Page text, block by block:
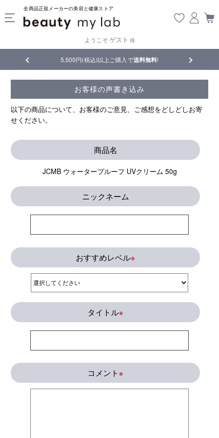
全商品正規メーカーの美容と健康ストア
ようこそ ゲスト 様
5,500円(税込)以上ご購入で送料無料! 【重要】
お客様の声書き込み
以下の商品について、お客様のご意見、ご感想をどしどしお寄
せください。
商品名
JCMB ウォータープルーフ UVクリーム 50g
ニックネーム
おすすめレベル※
タイトル※
コメント※